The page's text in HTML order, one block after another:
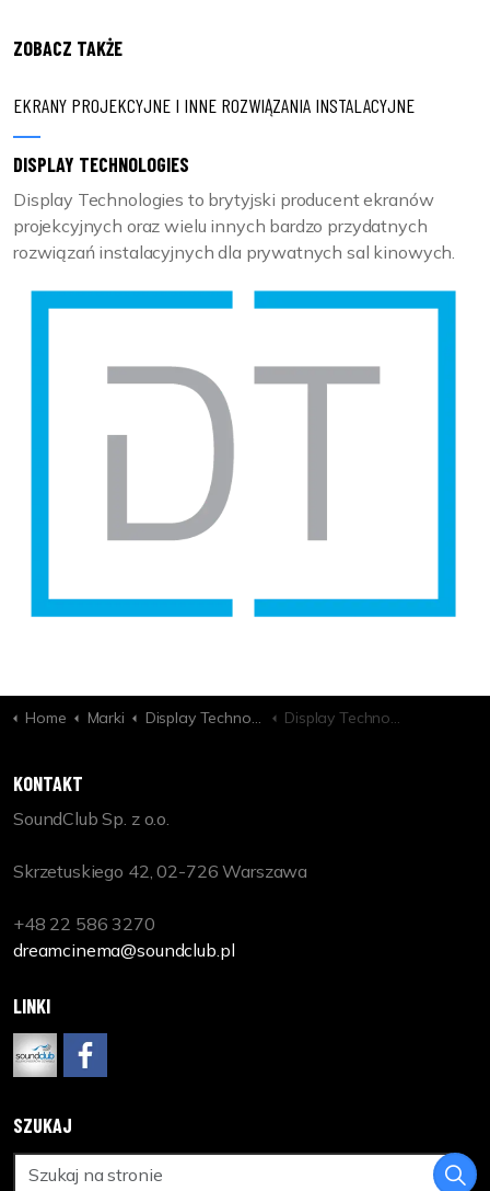
ZOBACZ TAKŻE
EKRANY PROJEKCYJNE I INNE ROZWIĄZANIA INSTALACYJNE
DISPLAY TECHNOLOGIES
Display Technologies to brytyjski producent ekranów
projekcyjnych oraz wielu innych bardzo przydatnych
rozwiązań instalacyjnych dla prywatnych sal kinowych.
Home Marki Display Technologies Display Technologies Motorised Mirror Drop - Short Throw
KONTAKT
SoundClub Sp. z o.o.
Skrzetuskiego 42, 02-726 Warszawa
+48 22 586 3270
dreamcinema@soundclub.pl
LINKI
SZUKAJ